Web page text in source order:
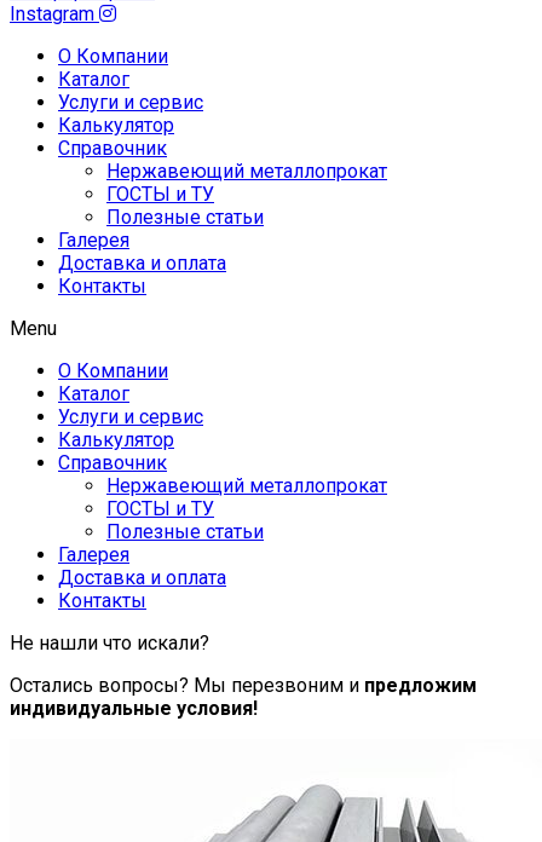
Instagram
О Компании
Каталог
Услуги и сервис
Калькулятор
Справочник
Нержавеющий металлопрокат
ГОСТЫ и ТУ
Полезные статьи
Галерея
Доставка и оплата
Контакты
Menu
О Компании
Каталог
Услуги и сервис
Калькулятор
Справочник
Нержавеющий металлопрокат
ГОСТЫ и ТУ
Полезные статьи
Галерея
Доставка и оплата
Контакты
Не нашли что искали?
Остались вопросы? Мы перезвоним и предложим
индивидуальные условия!